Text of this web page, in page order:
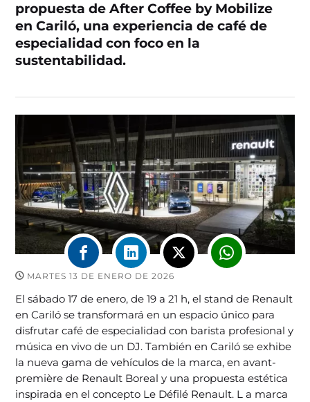
propuesta de After Coffee by Mobilize
en Cariló, una experiencia de café de
especialidad con foco en la
sustentabilidad.
MARTES 13 DE ENERO DE 2026
El sábado 17 de enero, de 19 a 21 h, el stand de Renault
en Cariló se transformará en un espacio único para
disfrutar café de especialidad con barista profesional y
música en vivo de un DJ. También en Cariló se exhibe
la nueva gama de vehículos de la marca, en avant-
première de Renault Boreal y una propuesta estética
inspirada en el concepto Le Défilé Renault. L a marca